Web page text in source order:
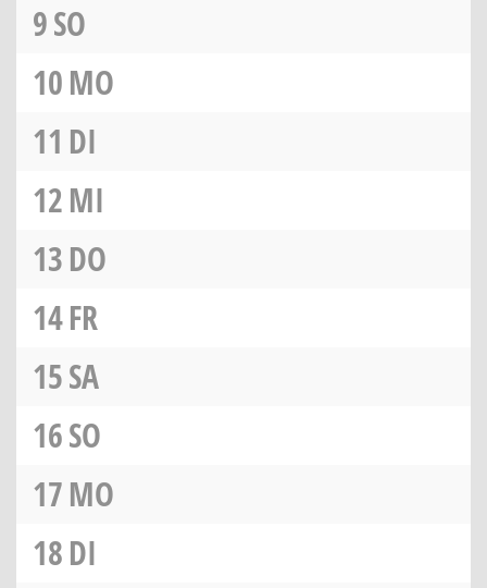
9SO
10MO
11 DI
12MI
13DO
14FR
15SA
16SO
17MO
18DI